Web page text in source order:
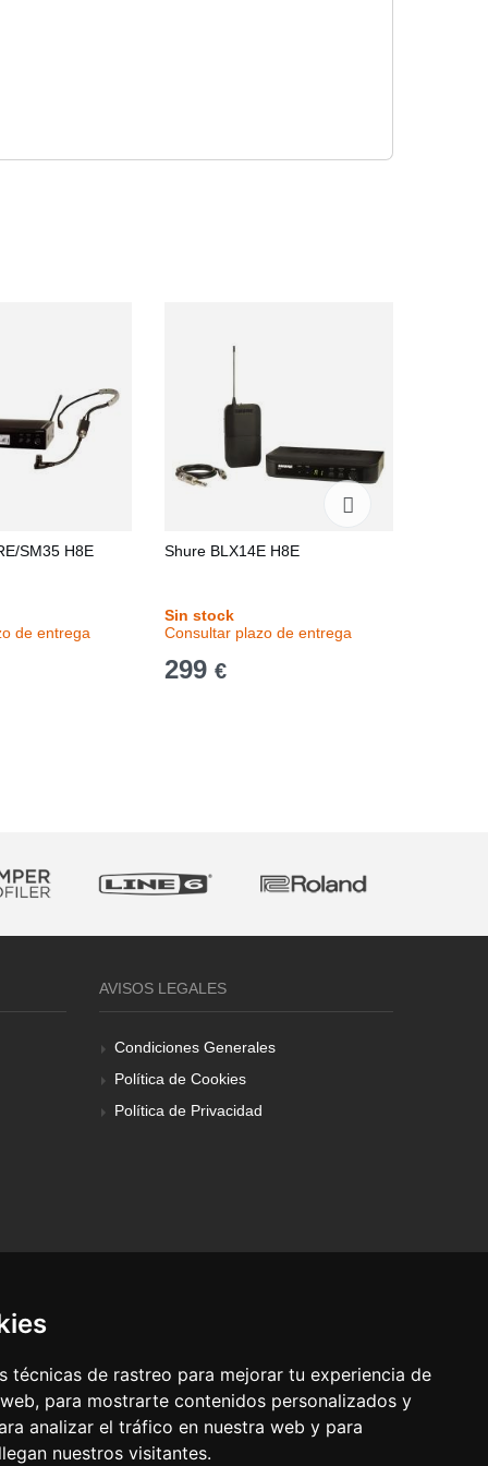
técnicas de rastreo para mejorar tu experiencia de
para mostrarte contenidos personalizados y
analizar el tráfico en nuestra web y para
nuestros visitantes.
SM35 H8E
de entrega
Shure BLX14E H8E
Sin stock
Consultar plazo de entrega
299 €
AVISOS LEGALES
Condiciones Generales
Política de Cookies
Política de Privacidad